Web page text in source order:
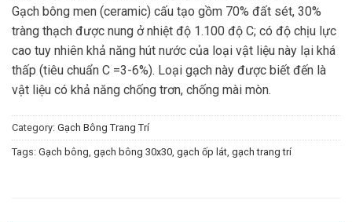
Gạch bông men (ceramic) cấu tạo gồm 70% đất sét, 30%
tràng thạch được nung ở nhiệt độ 1.100 độ C; có độ chịu lực
cao tuy nhiên khả năng hút nước của loại vật liệu này lại khá
thấp (tiêu chuẩn C =3-6%). Loại gạch này được biết đến là
vật liệu có khả năng chống trơn, chống mài mòn.
Category: Gạch Bông Trang Trí
Tags: Gạch bông, gạch bông 30x30, gạch ốp lát, gạch trang trí